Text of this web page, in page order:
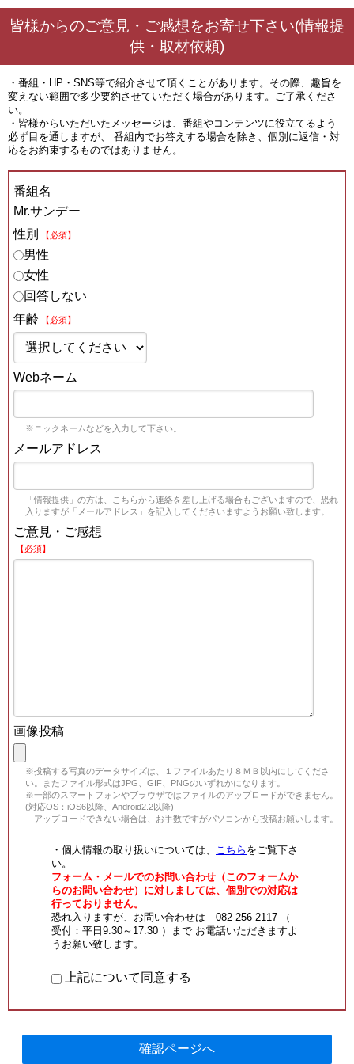
皆様からのご意見・ご感想をお寄せ下さい(情報提
供・取材依頼)
・番組・HP・SNS等で紹介させて頂くことがあります。その際、趣旨を
変えない範囲で多少要約させていただく場合があります。ご了承くださ
い。
・皆様からいただいたメッセージは、番組やコンテンツに役立てるよう
必ず目を通しますが、 番組内でお答えする場合を除き、個別に返信・対
応をお約束するものではありません。
番組名
Mr.サンデー
性別
【必須】
男性
女性
回答しない
年齢
【必須】
Webネーム
※ニックネームなどを入力して下さい。
メールアドレス
「情報提供」の方は、こちらから連絡を差し上げる場合もございますので、恐れ
入りますが「メールアドレス」を記入してくださいますようお願い致します。
ご意見・ご感想
【必須】
画像投稿
※投稿する写真のデータサイズは、１ファイルあたり８ＭＢ以内にしてくださ
い。またファイル形式はJPG、GIF、PNGのいずれかになります。
※一部のスマートフォンやブラウザではファイルのアップロードができません。
(対応OS：iOS6以降、Android2.2以降)
アップロードできない場合は、お手数ですがパソコンから投稿お願いします。
・個人情報の取り扱いについては、 こちら をご覧下さ
い。
フォーム・メールでのお問い合わせ（このフォームか
らのお問い合わせ）に対しましては、個別での対応は
行っておりません。
恐れ入りますが、お問い合わせは 082-256-2117 （
受付：平日9:30～17:30 ）まで お電話いただきますよ
うお願い致します。
上記について同意する
確認ページへ